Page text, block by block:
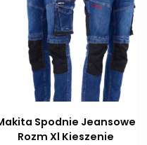
Spodnie Jeansowe
Rozm Xl Kieszenie